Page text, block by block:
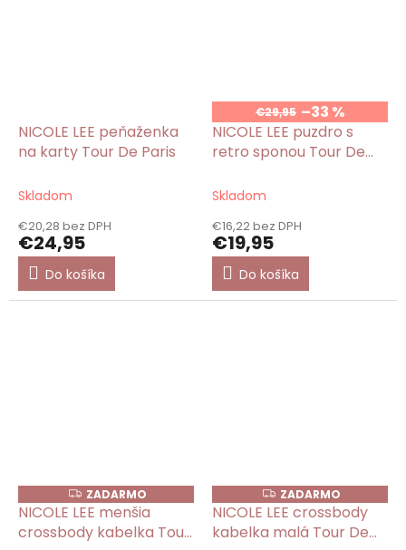
NICOLE LEE peňaženka
na karty Tour De Paris
Skladom
€20,28 bez DPH
€24,95
Do košíka
€29,95 –33 %
NICOLE LEE puzdro s
retro sponou Tour De
Skladom
€16,22 bez DPH
€19,95
Do košíka
Z
A
D
A
R
ZADARMO
NICOLE LEE menšia
crossbody kabelka Tour
Z
A
D
A
ZADARMO
NICOLE LEE crossbody
kabelka malá Tour De